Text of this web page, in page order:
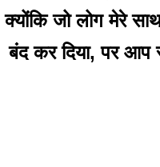
क्योंकि जो लोग मेरे
बंद कर दिया, पर